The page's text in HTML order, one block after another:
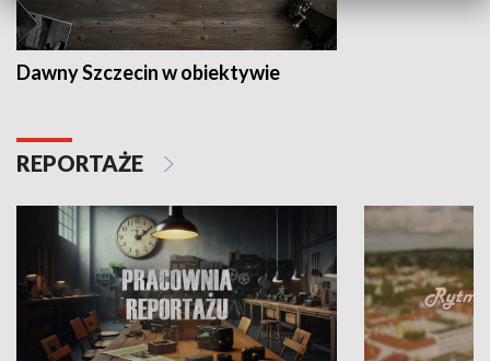
Dawny Szczecin w obiektywie
REPORTAŻE